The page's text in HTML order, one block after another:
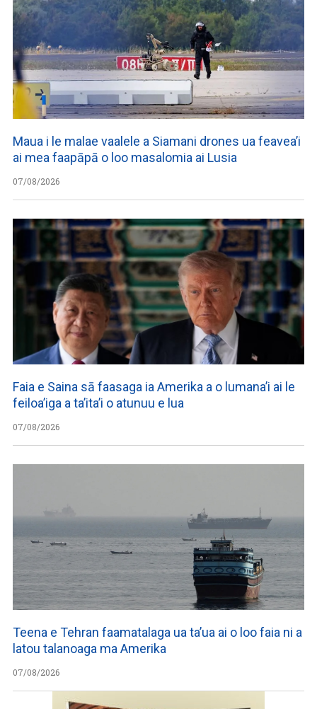
Maua i le malae vaalele a Siamani drones ua feavea’i
ai mea faapāpā o loo masalomia ai Lusia
07/08/2026
Faia e Saina sā faasaga ia Amerika a o lumana’i ai le
feiloa’iga a ta’ita’i o atunuu e lua
07/08/2026
Teena e Tehran faamatalaga ua ta’ua ai o loo faia ni a
latou talanoaga ma Amerika
07/08/2026